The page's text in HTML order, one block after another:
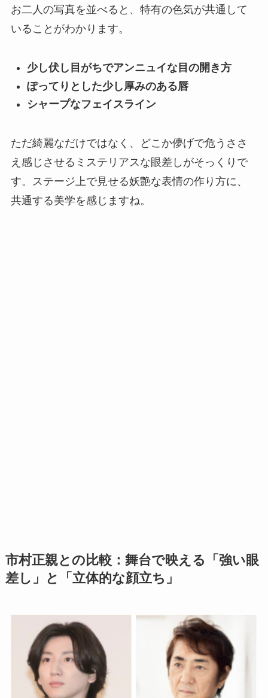
お二人の写真を並べると、特有の色気が共通して
いることがわかります。
少し伏し目がちでアンニュイな目の開き方
ぽってりとした少し厚みのある唇
シャープなフェイスライン
ただ綺麗なだけではなく、どこか儚げで危うささ
え感じさせるミステリアスな眼差しがそっくりで
す。ステージ上で見せる妖艶な表情の作り方に、
共通する美学を感じますね。
市村正親との比較：舞台で映える「強い眼
差し」と「立体的な顔立ち」